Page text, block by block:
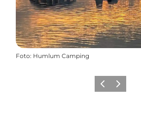
Foto: Humlum Camping
ZurückWeiter